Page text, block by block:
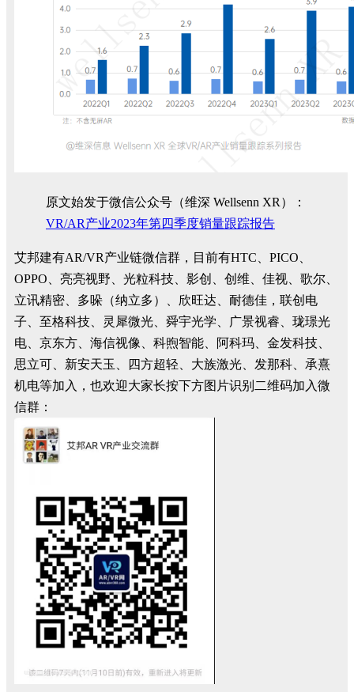
原文始发于微信公众号（维深 Wellsenn XR）：
VR/AR产业2023年第四季度销量跟踪报告
艾邦建有AR/VR产业链微信群，目前有HTC、PICO、
OPPO、亮亮视野、光粒科技、影创、创维、佳视、歌尔、
立讯精密、多哚（纳立多）、欣旺达、耐德佳，联创电
子、至格科技、灵犀微光、舜宇光学、广景视睿、珑璟光
电、京东方、海信视像、科煦智能、阿科玛、金发科技、
思立可、新安天玉、四方超轻、大族激光、发那科、承熹
机电等加入，也欢迎大家长按下方图片识别二维码加入微
信群：